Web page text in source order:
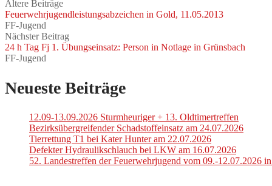
Ältere Beiträge
Feuerwehrjugendleistungsabzeichen in Gold, 11.05.2013
FF-Jugend
Nächster Beitrag
24 h Tag Fj 1. Übungseinsatz: Person in Notlage in Grünsbach
FF-Jugend
Neueste Beiträge
12.09-13.09.2026 Sturmheuriger + 13. Oldtimertreffen
Bezirksübergreifender Schadstoffeinsatz am 24.07.2026
Tierrettung T1 bei Kater Hunter am 22.07.2026
Defekter Hydraulikschlauch bei LKW am 16.07.2026
52. Landestreffen der Feuerwehrjugend vom 09.-12.07.2026